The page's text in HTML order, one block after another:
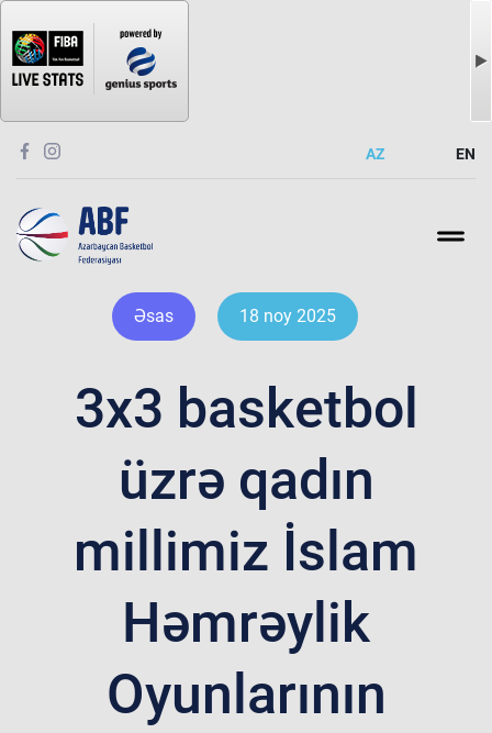
AZ EN
Əsas 18 noy 2025
3x3 basketbol
üzrə qadın
millimiz İslam
Həmrəylik
Oyunlarının